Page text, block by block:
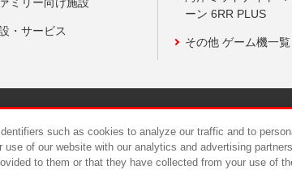
・サービス
ーン 6RR PLUS
その他 ゲーム機一覧
食品のご提供について
such as cookies to analyze our traffic and to
use of our website with our analytics and advertising
to them or that they have collected from your use of